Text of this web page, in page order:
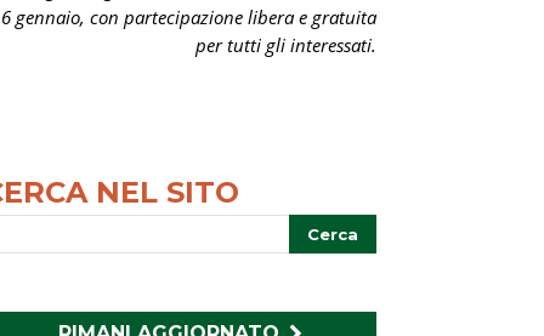
gennaio, con partecipazione libera e gratuita
per tutti gli interessati.
NEL SITO